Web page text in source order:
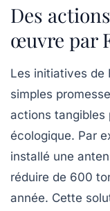
Des
œuvre par
Les initiatives de
simples
actions tangibles
écologique. Par
installé une
réduire de 600
année. Cette